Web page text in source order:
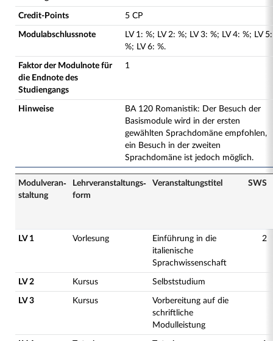
Credit-Points 5 CP
Modulabschlussnote LV 1: %; LV 2: %; LV 3: %; LV 4: %; LV 5:
%; LV 6: %.
Faktor der Modulnote für
die Endnote des
Studiengangs
1
Hinweise
BA 120 Romanistik: Der Besuch der
Basismodule wird in der ersten
gewählten Sprachdomäne empfohlen,
ein Besuch in der zweiten
Sprachdomäne ist jedoch möglich.
Modulveran­
staltung
Lehrveranstaltungs­
form
Veranstaltungs­titel SWS
LV 1 Vorlesung
Einführung in die
italienische
Sprachwissenschaft
2
LV 2 Kursus Selbststudium
LV 3 Kursus
Vorbereitung auf die
schriftliche
Modulleistung